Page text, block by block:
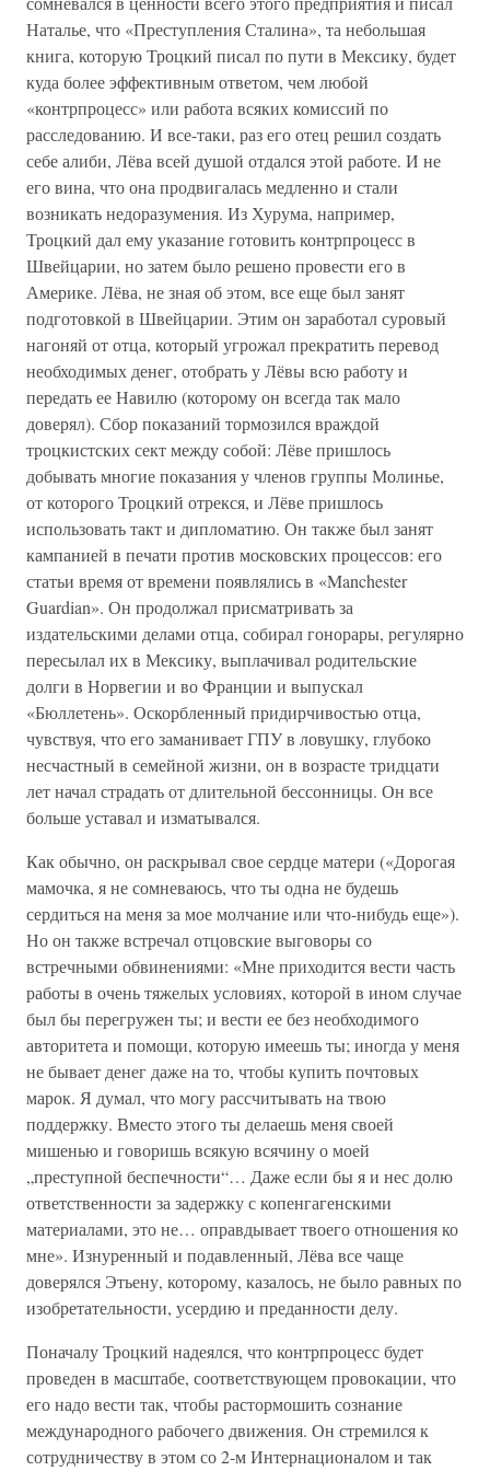
Наталье, что «Преступления Сталина», та небольшая
книга, которую Троцкий писал по пути в Мексику, будет
куда более эффективным ответом, чем любой
«контрпроцесс» или работа всяких комиссий по
расследованию. И все-таки, раз его отец решил создать
себе алиби, Лёва всей душой отдался этой работе. И не
его вина, что она продвигалась медленно и стали
возникать недоразумения. Из Хурума, например,
Троцкий дал ему указание готовить контрпроцесс в
Швейцарии, но затем было решено провести его в
Америке. Лёва, не зная об этом, все еще был занят
подготовкой в Швейцарии. Этим он заработал суровый
нагоняй от отца, который угрожал прекратить перевод
необходимых денег, отобрать у Лёвы всю работу и
передать ее Навилю (которому он всегда так мало
доверял). Сбор показаний тормозился враждой
троцкистских сект между собой: Лёве пришлось
добывать многие показания у членов группы Молинье,
от которого Троцкий отрекся, и Лёве пришлось
использовать такт и дипломатию. Он также был занят
кампанией в печати против московских процессов: его
статьи время от времени появлялись в «Manchester
Guardian». Он продолжал присматривать за
издательскими делами отца, собирал гонорары, регулярно
пересылал их в Мексику, выплачивал родительские
долги в Норвегии и во Франции и выпускал
«Бюллетень». Оскорбленный придирчивостью отца,
чувствуя, что его заманивает ГПУ в ловушку, глубоко
несчастный в семейной жизни, он в возрасте тридцати
лет начал страдать от длительной бессонницы. Он все
больше уставал и изматывался.
Как обычно, он раскрывал свое сердце матери («Дорогая
мамочка, я не сомневаюсь, что ты одна не будешь
сердиться на меня за мое молчание или что-нибудь еще»).
Но он также встречал отцовские выговоры со
встречными обвинениями: «Мне приходится вести часть
работы в очень тяжелых условиях, которой в ином случае
был бы перегружен ты; и вести ее без необходимого
авторитета и помощи, которую имеешь ты; иногда у меня
не бывает денег даже на то, чтобы купить почтовых
марок. Я думал, что могу рассчитывать на твою
поддержку. Вместо этого ты делаешь меня своей
мишенью и говоришь всякую всячину о моей
„преступной беспечности“… Даже если бы я и нес долю
ответственности за задержку с копенгагенскими
материалами, это не… оправдывает твоего отношения ко
мне». Изнуренный и подавленный, Лёва все чаще
доверялся Этьену, которому, казалось, не было равных по
изобретательности, усердию и преданности делу.
Поначалу Троцкий надеялся, что контрпроцесс будет
проведен в масштабе, соответствующем провокации, что
его надо вести так, чтобы растормошить сознание
международного рабочего движения. Он стремился к
сотрудничеству в этом со 2-м Интернационалом и так